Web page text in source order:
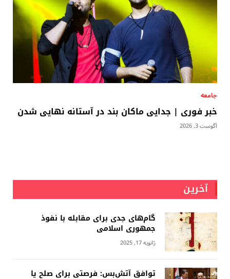
جامعه
خبر فوری | جدایی ماکان بند در آستانه نهایی شدن
آگوست 3, 2026
آخرین
گام‌های جدی برای مقابله با نفوذ
جمهوری اسلامى
ژانویه 17, 2025
توافق آتش‌بس: فرصتی برای صلح یا